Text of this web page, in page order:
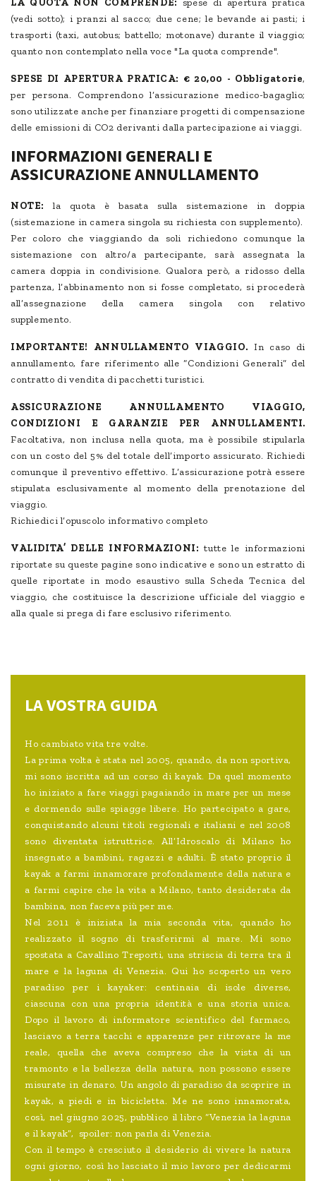
LA QUOTA NON COMPRENDE: spese di apertura pratica
(vedi sotto); i pranzi al sacco; due cene; le bevande ai pasti; i
trasporti (taxi, autobus; battello; motonave) durante il viaggio;
quanto non contemplato nella voce "La quota comprende".
SPESE DI APERTURA PRATICA: € 20,00 - Obbligatorie,
per persona. Comprendono l’assicurazione medico-bagaglio;
sono utilizzate anche per finanziare progetti di compensazione
delle emissioni di CO2 derivanti dalla partecipazione ai viaggi.
INFORMAZIONI GENERALI E
ASSICURAZIONE ANNULLAMENTO
NOTE:
la quota è basata sulla sistemazione in doppia
(sistemazione in camera singola su richiesta con supplemento).
Per coloro che viaggiando da soli richiedono comunque la
sistemazione con altro/a partecipante, sarà assegnata la
camera doppia in condivisione. Qualora però, a ridosso della
partenza, l’abbinamento non si fosse completato, si procederà
all’assegnazione della camera singola con relativo
supplemento.
IMPORTANTE! ANNULLAMENTO VIAGGIO. In caso di
annullamento, fare riferimento alle “Condizioni Generali” del
contratto di vendita di pacchetti turistici.
ASSICURAZIONE ANNULLAMENTO VIAGGIO,
CONDIZIONI E GARANZIE PER ANNULLAMENTI.
Facoltativa, non inclusa nella quota, ma è possibile stipularla
con un costo del 5% del totale dell’importo assicurato. Richiedi
comunque il preventivo effettivo. L’assicurazione potrà essere
stipulata esclusivamente al momento della prenotazione del
viaggio.
Richiedici l’opuscolo informativo completo
VALIDITA’ DELLE INFORMAZIONI: tutte le informazioni
riportate su queste pagine sono indicative e sono un estratto di
quelle riportate in modo esaustivo sulla Scheda Tecnica del
viaggio, che costituisce la descrizione ufficiale del viaggio e
alla quale si prega di fare esclusivo riferimento.
LA VOSTRA GUIDA
Ho cambiato vita tre volte.
La prima volta è stata nel 2005, quando, da non sportiva,
mi sono iscritta ad un corso di kayak. Da quel momento
ho iniziato a fare viaggi pagaiando in mare per un mese
e dormendo sulle spiagge libere. Ho partecipato a gare,
conquistando alcuni titoli regionali e italiani e nel 2008
sono diventata istruttrice. All’Idroscalo di Milano ho
insegnato a bambini, ragazzi e adulti. È stato proprio il
kayak a farmi innamorare profondamente della natura e
a farmi capire che la vita a Milano, tanto desiderata da
bambina, non faceva più per me.
Nel 2011 è iniziata la mia seconda vita, quando ho
realizzato il sogno di trasferirmi al mare. Mi sono
spostata a Cavallino Treporti, una striscia di terra tra il
mare e la laguna di Venezia. Qui ho scoperto un vero
paradiso per i kayaker: centinaia di isole diverse,
ciascuna con una propria identità e una storia unica.
Dopo il lavoro di informatore scientifico del farmaco,
lasciavo a terra tacchi e apparenze per ritrovare la me
reale, quella che aveva compreso che la vista di un
tramonto e la bellezza della natura, non possono essere
misurate in denaro. Un angolo di paradiso da scoprire in
kayak, a piedi e in bicicletta. Me ne sono innamorata,
così, nel giugno 2025, pubblico il libro “Venezia la laguna
e il kayak”, spoiler: non parla di Venezia.
Con il tempo è cresciuto il desiderio di vivere la natura
ogni giorno, così ho lasciato il mio lavoro per dedicarmi